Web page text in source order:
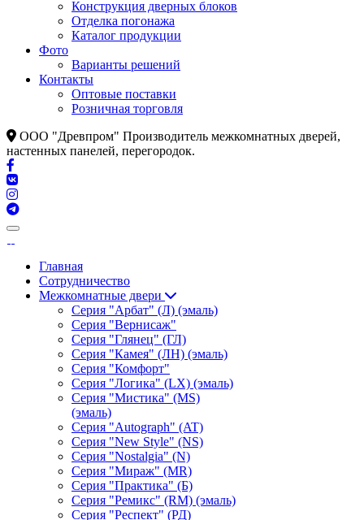
Конструкция дверных блоков
Отделка погонажа
Каталог продукции
Фото
Варианты решений
Контакты
Оптовые поставки
Розничная торговля
ООО "Древпром" Производитель межкомнатных дверей,
настенных панелей, перегородок.
Главная
Сотрудничество
Межкомнатные двери
Серия "Арбат" (Л) (эмаль)
Серия "Вернисаж"
Серия "Глянец" (ГЛ)
Серия "Камея" (ЛН) (эмаль)
Серия "Комфорт"
Серия "Логика" (LX) (эмаль)
Серия "Мистика" (MS)
(эмаль)
Серия "Autograph" (AT)
Серия "New Style" (NS)
Серия "Nostalgia" (N)
Серия "Мираж" (MR)
Серия "Практика" (Б)
Серия "Ремикс" (RM) (эмаль)
Серия "Респект" (РД)